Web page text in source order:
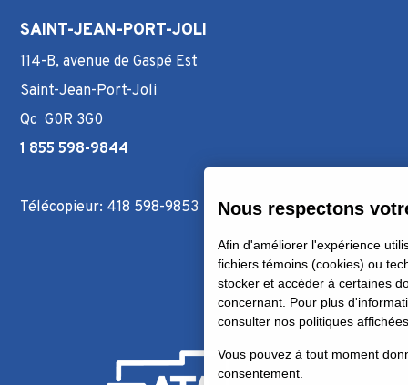
Nous respectons
Afin d'améliorer l'expérience
fichiers témoins (cookies) ou
stocker et accéder à certaines
concernant. Pour plus
consulter nos politiques
Vous pouvez à tout moment
consentement.
SAINT-JEAN-PORT-JOLI
114-B, avenue de Gaspé Est
Saint-Jean-Port-Joli
Qc G0R 3G0
1 855 598-9844
Télécopieur: 418 598-9853